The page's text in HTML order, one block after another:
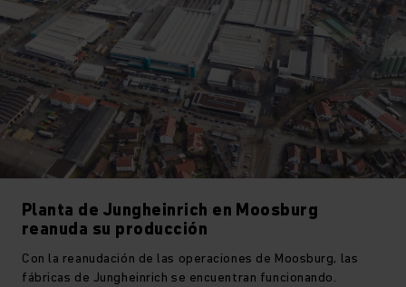
Planta de Jungheinrich en Moosburg
reanuda su producción
Con la reanudación de las operaciones de Moosburg, las
fábricas de Jungheinrich se encuentran funcionando.